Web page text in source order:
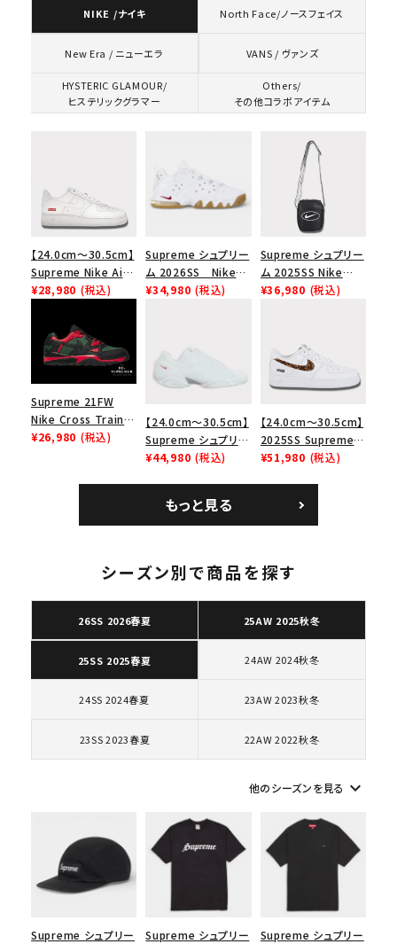
キーワードから探す
キャップ・ハット
パーカー・クルーネック
カテゴリーから探す
コラボレーションブランドから探す
価格から探す
在庫のない商品を表示する
NIKE /ナイキ North Face/ノースフェイス
New Era / ニューエラ VANS / ヴァンズ
HYSTERIC GLAMOUR/
ヒステリックグラマー
Others/
その他コラボアイテム
【24.0cm～30.5cm】
Supreme Nike Air
Force 1 Low シュプ
ース１スニーカー シ
ューズ ホワイト
¥28,980 (税込)
Supreme シュプリー
ム 2026SS Nike
SB Air Max 2 CB 94
¥34,980 (税込)
Supreme シュプリー
ム 2025SS Nike
Leather Shoulder
¥36,980 (税込)
Supreme 21FW
Nike Cross Trainer
Low ナイキクロスト
¥26,980 (税込)
【24.0cm～30.5cm】
Supreme シュプリー
ム 2023AW Nike
カー ホワイト 白
¥44,980 (税込)
【24.0cm～30.5cm】
2025SS Supreme
GOODENOUGH
ムグッドイナフ ナイキ
エアフォース１スニー
ト
¥51,980 (税込)
もっと見る
シーズン別で商品を探す
26SS 2026春夏 25AW 2025秋冬
25SS 2025春夏 24AW 2024秋冬
24SS 2024春夏 23AW 2023秋冬
23SS 2023春夏 22AW 2022秋冬
他のシーズンを見る keyboard_arrow_down
Supreme シュプリー
Supreme シュプリー
Supreme シュプリー